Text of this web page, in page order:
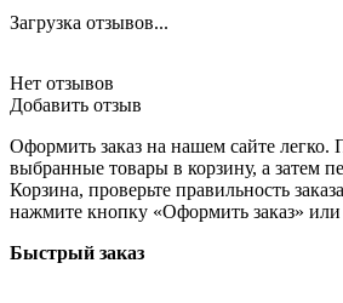
Загрузка отзывов...
Нет отзывов
Добавить отзыв
Оформить заказ на нашем сайте легко.
выбранные товары в корзину, а затем
Корзина, проверьте правильность
нажмите кнопку «Оформить заказ»
Быстрый заказ